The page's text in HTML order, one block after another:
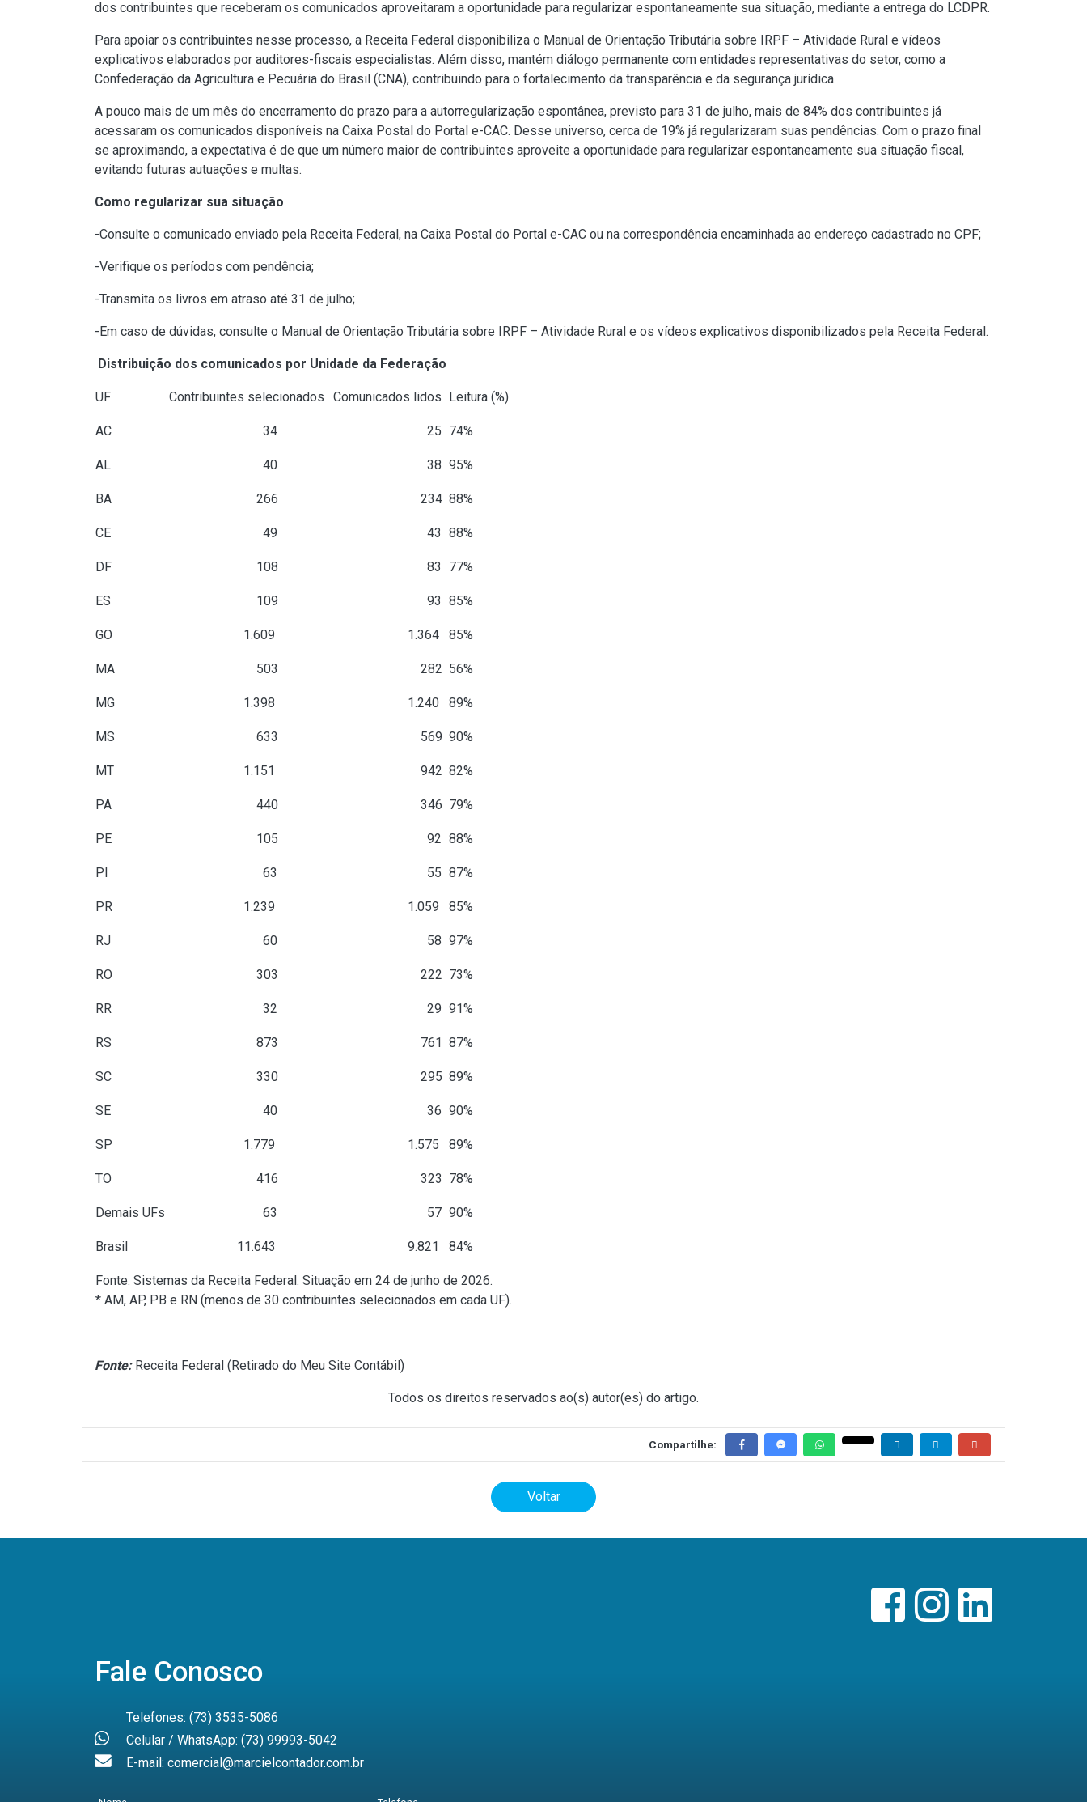
dos contribuintes que receberam os comunicados aproveitaram a oportunidade para regularizar espontaneamente sua situação, mediante a entrega do LCDPR.
Para apoiar os contribuintes nesse processo, a Receita Federal disponibiliza o Manual de Orientação Tributária sobre IRPF – Atividade Rural e vídeos
explicativos elaborados por auditores-fiscais especialistas. Além disso, mantém diálogo permanente com entidades representativas do setor, como a
Confederação da Agricultura e Pecuária do Brasil (CNA), contribuindo para o fortalecimento da transparência e da segurança jurídica.
A pouco mais de um mês do encerramento do prazo para a autorregularização espontânea, previsto para 31 de julho, mais de 84% dos contribuintes já
acessaram os comunicados disponíveis na Caixa Postal do Portal e-CAC. Desse universo, cerca de 19% já regularizaram suas pendências. Com o prazo final
se aproximando, a expectativa é de que um número maior de contribuintes aproveite a oportunidade para regularizar espontaneamente sua situação fiscal,
evitando futuras autuações e multas.
Como regularizar sua situação
-Consulte o comunicado enviado pela Receita Federal, na Caixa Postal do Portal e-CAC ou na correspondência encaminhada ao endereço cadastrado no CPF;
-Verifique os períodos com pendência;
-Transmita os livros em atraso até 31 de julho;
-Em caso de dúvidas, consulte o Manual de Orientação Tributária sobre IRPF – Atividade Rural e os vídeos explicativos disponibilizados pela Receita Federal.
Distribuição dos comunicados por Unidade da Federação
UF Contribuintes selecionados Comunicados lidos Leitura (%)
AC 34 25 74%
AL 40 38 95%
BA 266 234 88%
CE 49 43 88%
DF 108 83 77%
ES 109 93 85%
GO 1.609 1.364 85%
MA 503 282 56%
MG 1.398 1.240 89%
MS 633 569 90%
MT 1.151 942 82%
PA 440 346 79%
PE 105 92 88%
PI 63 55 87%
PR 1.239 1.059 85%
RJ 60 58 97%
RO 303 222 73%
RR 32 29 91%
RS 873 761 87%
SC 330 295 89%
SE 40 36 90%
SP 1.779 1.575 89%
TO 416 323 78%
Demais UFs 63 57 90%
Brasil 11.643 9.821 84%
Fonte: Sistemas da Receita Federal. Situação em 24 de junho de 2026.
* AM, AP, PB e RN (menos de 30 contribuintes selecionados em cada UF).
Fonte:Receita Federal (Retirado do Meu Site Contábil)
Todos os direitos reservados ao(s) autor(es) do artigo.
Compartilhe:
Voltar
Fale Conosco
Telefones: (73) 3535-5086
Celular / WhatsApp: (73) 99993-5042
E-mail: comercial@marcielcontador.com.br